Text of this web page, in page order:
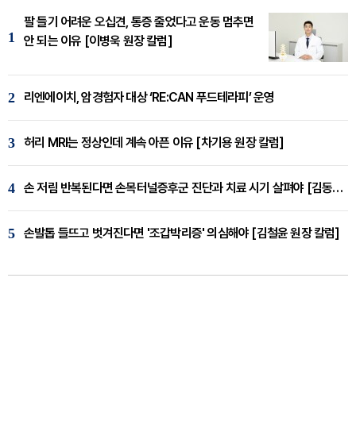
1
팔 들기 어려운 오십견, 통증 줄었다고 운동 멈추면
안 되는 이유 [이병욱 원장 칼럼]
2 리엔에이치, 암경험자 대상 ‘RE:CAN 푸드테라피’ 운영
3 허리 MRI는 정상인데 계속 아픈 이유 [차기용 원장 칼럼]
4 손 저림 반복된다면 손목터널증후군 진단과 치료 시기 살펴야 [김동현 원장 칼럼]
5 손발톱 들뜨고 벗겨진다면 '조갑박리증' 의심해야 [김철윤 원장 칼럼]